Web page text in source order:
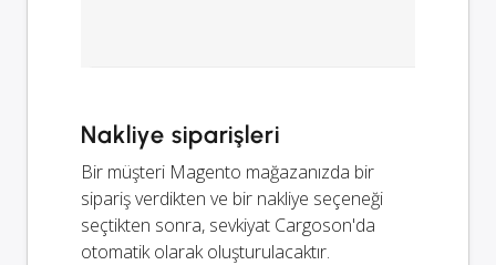
Nakliye siparişleri
Bir müşteri Magento mağazanızda bir
sipariş verdikten ve bir nakliye seçeneği
seçtikten sonra, sevkiyat Cargoson'da
otomatik olarak oluşturulacaktır.